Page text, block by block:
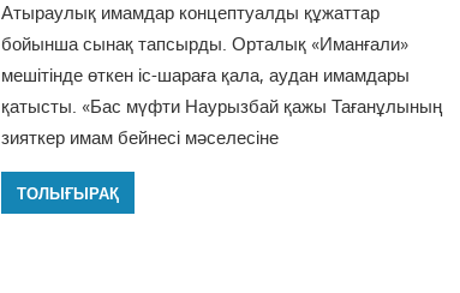
Атыраулық имамдар концептуалды құжаттар
бойынша сынақ тапсырды. Орталық «Иманғали»
мешітінде өткен іс-шараға қала, аудан имамдары
қатысты. «Бас мүфти Наурызбай қажы Тағанұлының
зияткер имам бейнесі мәселесіне
ТОЛЫҒЫРАҚ